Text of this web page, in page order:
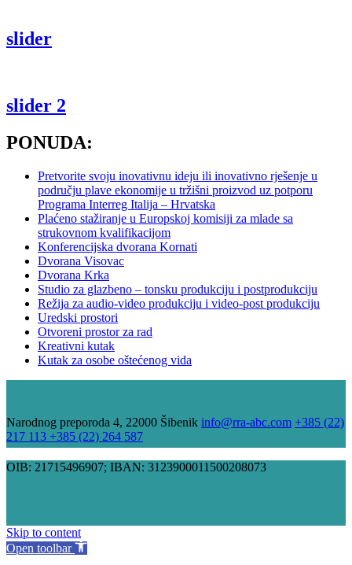
slider
slider 2
PONUDA:
Pretvorite svoju inovativnu ideju ili inovativno rješenje u
području plave ekonomije u tržišni proizvod uz potporu
Programa Interreg Italija – Hrvatska
Plaćeno stažiranje u Europskoj komisiji za mlade sa
strukovnom kvalifikacijom
Konferencijska dvorana Kornati
Dvorana Visovac
Dvorana Krka
Studio za glazbeno – tonsku produkciju i postprodukciju
Režija za audio-video produkciju i video-post produkciju
Uredski prostori
Otvoreni prostor za rad
Kreativni kutak
Kutak za osobe oštećenog vida
Narodnog preporoda 4, 22000 Šibenik info@rra-abc.com +385 (22)
217 113 +385 (22) 264 587
OIB: 21715496907; IBAN: 3123900011500208073
Skip to content
Open toolbar